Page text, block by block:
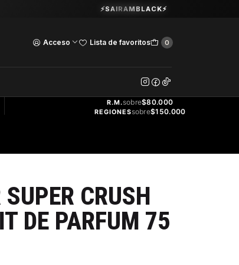
Acceso Lista de favoritos 0
Guardia Vieja 202. Oficina 102.Ver Horarios
⚡SAIRAMBLACK⚡
GRATIS
R.M.sobre$80.000
REGIONESsobre$150.000
CRUSH
DE PARFUM 75